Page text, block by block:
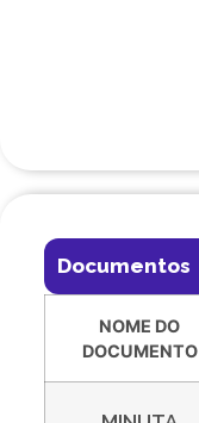
Documentos
NOME DO
DOCUMENTO